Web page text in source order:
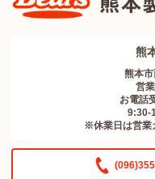
熊
熊本
営
お電話
9:30-
※休業日は営業